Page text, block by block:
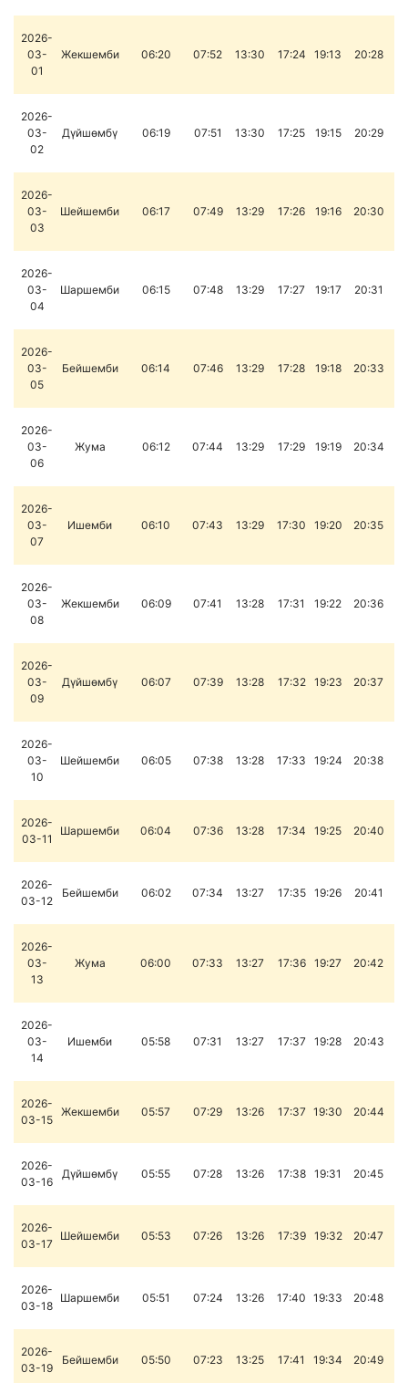
2026-
03-
01
Жекшемби 06:20 07:52 13:30 17:24 19:13 20:28
2026-
03-
02
Дүйшөмбү 06:19 07:51 13:30 17:25 19:15 20:29
2026-
03-
03
Шейшемби 06:17 07:49 13:29 17:26 19:16 20:30
2026-
03-
04
Шаршемби 06:15 07:48 13:29 17:27 19:17 20:31
2026-
03-
05
Бейшемби 06:14 07:46 13:29 17:28 19:18 20:33
2026-
03-
06
Жума 06:12 07:44 13:29 17:29 19:19 20:34
2026-
03-
07
Ишемби 06:10 07:43 13:29 17:30 19:20 20:35
2026-
03-
08
Жекшемби 06:09 07:41 13:28 17:31 19:22 20:36
2026-
03-
09
Дүйшөмбү 06:07 07:39 13:28 17:32 19:23 20:37
2026-
03-
10
Шейшемби 06:05 07:38 13:28 17:33 19:24 20:38
2026-
03-11
Шаршемби 06:04 07:36 13:28 17:34 19:25 20:40
2026-
03-12
Бейшемби 06:02 07:34 13:27 17:35 19:26 20:41
2026-
03-
13
Жума 06:00 07:33 13:27 17:36 19:27 20:42
2026-
03-
14
Ишемби 05:58 07:31 13:27 17:37 19:28 20:43
2026-
03-15
Жекшемби 05:57 07:29 13:26 17:37 19:30 20:44
2026-
03-16
Дүйшөмбү 05:55 07:28 13:26 17:38 19:31 20:45
2026-
03-17
Шейшемби 05:53 07:26 13:26 17:39 19:32 20:47
2026-
03-18
Шаршемби 05:51 07:24 13:26 17:40 19:33 20:48
2026-
03-19
Бейшемби 05:50 07:23 13:25 17:41 19:34 20:49